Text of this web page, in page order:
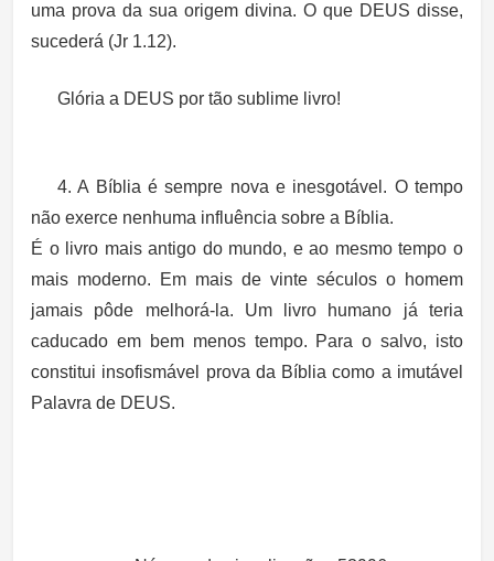
uma prova da sua origem divina. O que DEUS disse,
sucederá (Jr 1.12).
Glória a DEUS por tão sublime livro!
4. A Bíblia é sempre nova e inesgotável. O tempo
não exerce nenhuma influência sobre a Bíblia.
É o livro mais antigo do mundo, e ao mesmo tempo o
mais moderno. Em mais de vinte séculos o homem
jamais pôde melhorá-la. Um livro humano já teria
caducado em bem menos tempo. Para o salvo, isto
constitui insofismável prova da Bíblia como a imutável
Palavra de DEUS.